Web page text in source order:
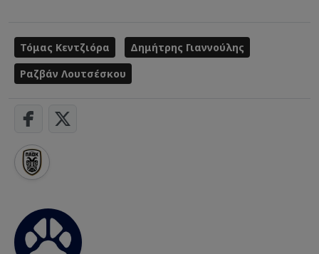
Τόμας Κεντζιόρα
Δημήτρης Γιαννούλης
Ραζβάν Λουτσέσκου